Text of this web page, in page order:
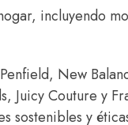
incluyendo
New
Juicy Couture y
sostenibles y